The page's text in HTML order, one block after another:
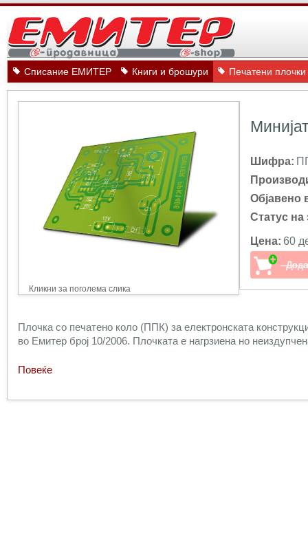
Списание ЕМИТЕР Книги и брошури Печатени
Кликни за поголема слика
Шифра:
Објавено
Статус на
Цена: 60
Плочка со печатено коло (ППК) за електронската
во Емитер број 10/2006. Плочката е нагрзиена но
Повеќе